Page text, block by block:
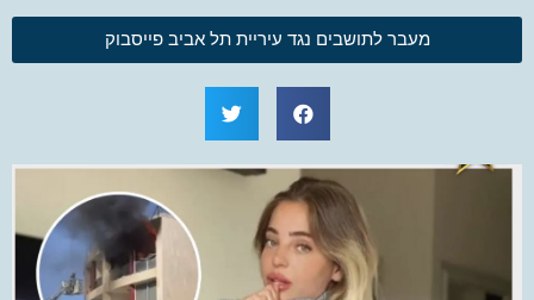
מעבר לתושבים נגד עיריית תל אביב פייסבוק